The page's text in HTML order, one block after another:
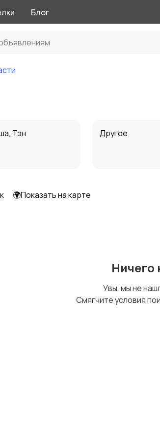
Блог
Тэн Другое
🌍Показать на карте
Ничего
Увы, мы не
Смягчите условия